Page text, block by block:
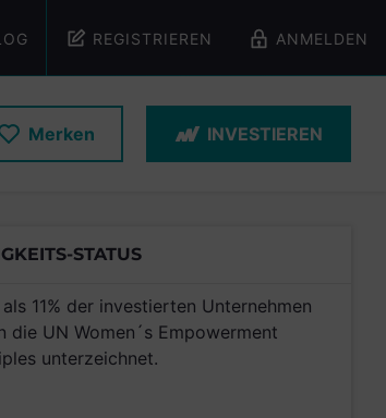
REGISTRIEREN ANMELDEN
Merken INVESTIEREN
STATUS
11% der investierten Unternehmen
die UN Women´s Empowerment
unterzeichnet.